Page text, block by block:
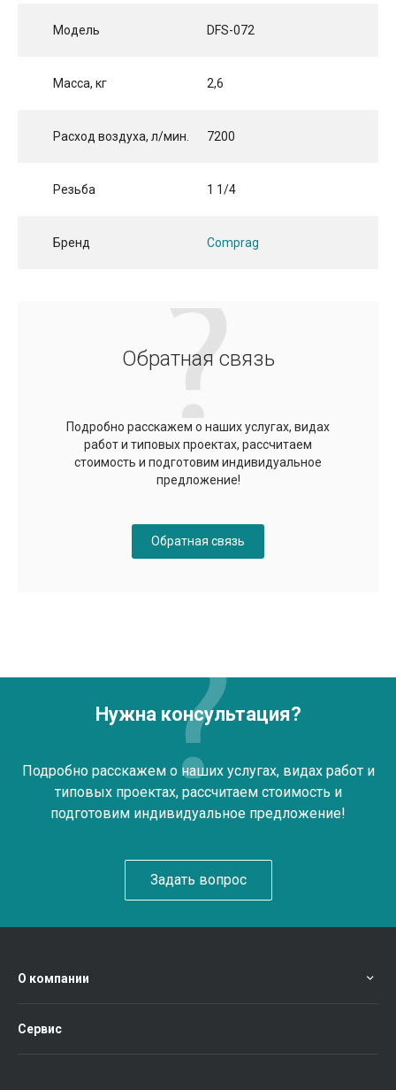
Модель DFS-072
Масса, кг 2,6
Расход воздуха, л/мин. 7200
Резьба 1 1/4
Бренд Comprag
Обратная связь
Подробно расскажем о наших услугах, видах
работ и типовых проектах, рассчитаем
стоимость и подготовим индивидуальное
предложение!
Обратная связь
Нужна консультация?
Подробно расскажем о наших услугах, видах работ и
типовых проектах, рассчитаем стоимость и
подготовим индивидуальное предложение!
Задать вопрос
О компании
Сервис